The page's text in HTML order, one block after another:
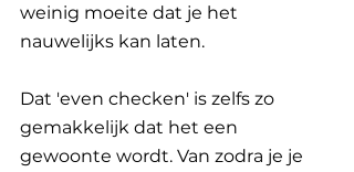
weinig moeite dat je het
nauwelijks kan laten.
Dat 'even checken' is zelfs zo
gemakkelijk dat het een
gewoonte wordt. Van zodra je je